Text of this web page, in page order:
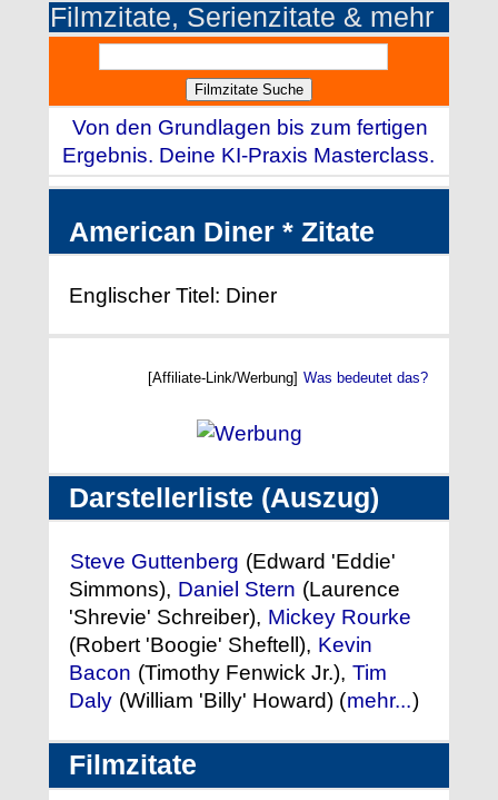
Filmzitate, Serienzitate & mehr
Von den Grundlagen bis zum fertigen
Ergebnis. Deine KI-Praxis Masterclass.
American Diner * Zitate
Englischer Titel: Diner
[Affiliate-Link/Werbung] Was bedeutet das?
Darstellerliste (Auszug)
Steve Guttenberg (Edward 'Eddie'
Simmons), Daniel Stern (Laurence
'Shrevie' Schreiber), Mickey Rourke
(Robert 'Boogie' Sheftell), Kevin
Bacon (Timothy Fenwick Jr.), Tim
Daly (William 'Billy' Howard) (mehr...)
Filmzitate